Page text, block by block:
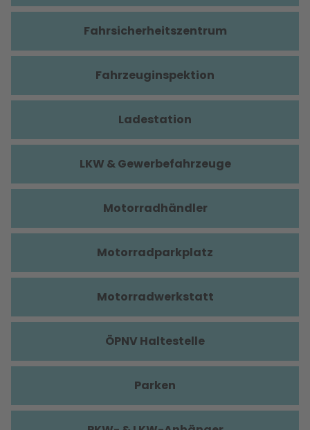
Fahrsicherheitszentrum
Fahrzeuginspektion
Ladestation
LKW & Gewerbefahrzeuge
Motorradhändler
Motorradparkplatz
Motorradwerkstatt
ÖPNV Haltestelle
Parken